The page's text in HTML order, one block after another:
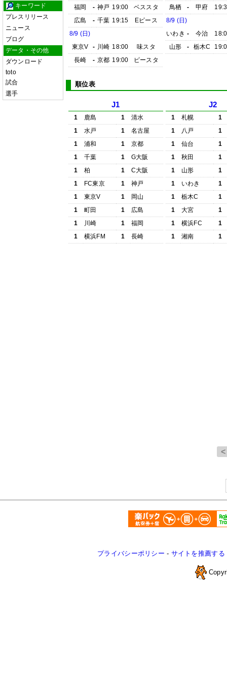
キーワード
プレスリリース
ニュース
ブログ
データ・その他
ダウンロード
toto
試合
選手
福岡
- 神戸 19:00
ベススタ
広島
- 千葉 19:15
Eピース
8/9 (日)
東京V
- 川崎 18:00
味スタ
長崎
- 京都 19:00 ピースタ
鳥栖
- 甲府
8/9 (日)
いわき - 今治
山形
- 栃木C
順位表
J1
1 鹿島 1
清水
1
水戸 1
名古屋
1
浦和 1
京都
1
千葉 1
G大阪
1
柏 1
C大阪
1
FC東京 1
神戸
1
東京V 1
岡山
1
町田 1
広島
1
川崎 1
福岡
1
横浜FM 1 長崎
J2
1 札幌
1
1
八戸
1
1
仙台
1
1
秋田
1
1
山形
1
1
いわき
1
1
栃木C
1
1
大宮
1
1
横浜FC
1
1
湘南 1
プライバシーポリシー - サイトを推薦する